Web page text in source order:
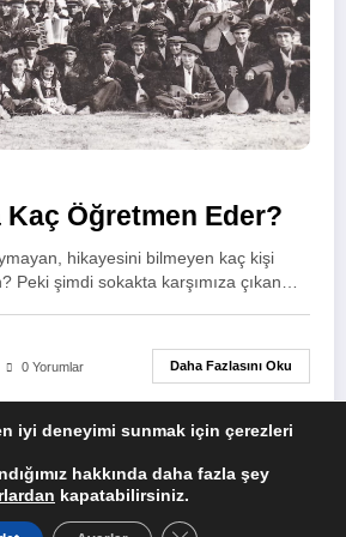
Kaç Öğretmen Eder?
hikayesini bilmeyen kaç kişi
Peki şimdi sokakta karşımıza çıkan…
0 Yorumlar Daha Fazlasını Oku
iyi deneyimi sunmak için çerezleri
hakkında daha fazla şey
kapatabilirsiniz.